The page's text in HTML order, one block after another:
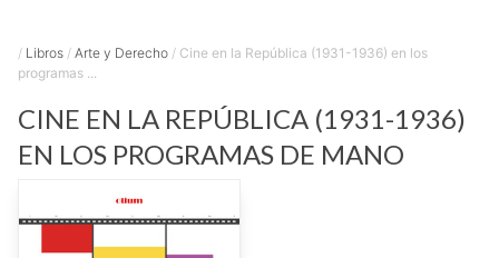
/ Libros / Arte y Derecho / Cine en la República (1931-1936) en los
programas ...
CINE EN LA REPÚBLICA (1931-1936)
EN LOS PROGRAMAS DE MANO